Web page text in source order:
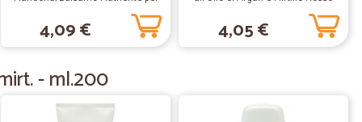
Capelli Normali, 200 ml
4,09 €
per capelli colorati, 250 ml
4,05 €
- ml.200